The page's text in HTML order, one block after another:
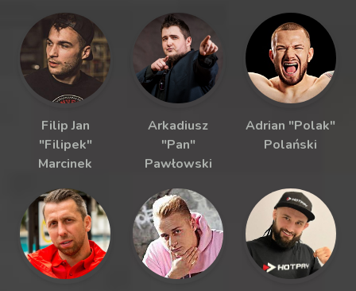
Filip Jan
"Filipek"
Marcinek
Arkadiusz
"Pan"
Pawłowski
Adrian "Polak"
Polański